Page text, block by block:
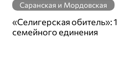
Саранская и Мордовская
«Селигерская обитель»:
семейного единения